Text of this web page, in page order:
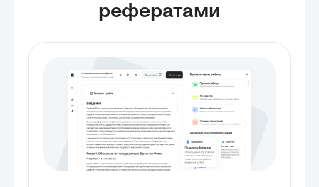
рефератами